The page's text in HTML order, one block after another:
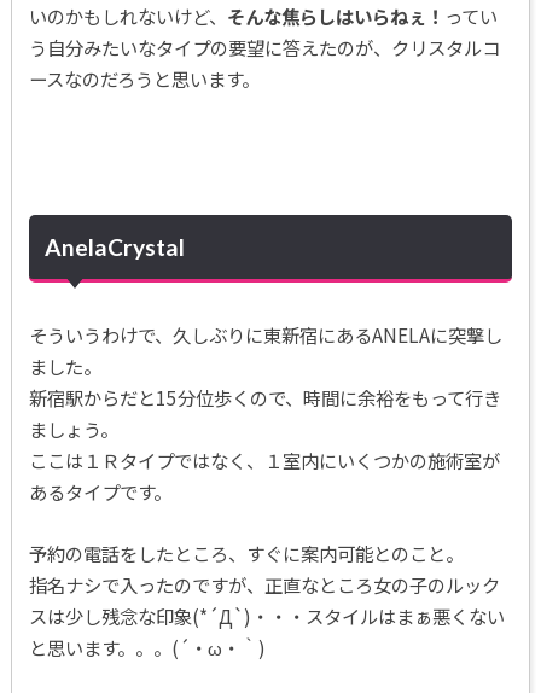
いのかもしれないけど、 そんな焦らしはいらねぇ！ ってい
う自分みたいなタイプの要望に答えたのが、クリスタルコ
ースなのだろうと思います。
AnelaCrystal
そういうわけで、久しぶりに東新宿にあるANELAに突撃し
ました。
新宿駅からだと15分位歩くので、時間に余裕をもって行き
ましょう。
ここは１Ｒタイプではなく、１室内にいくつかの施術室が
あるタイプです。
予約の電話をしたところ、すぐに案内可能とのこと。
指名ナシで入ったのですが、正直なところ女の子のルック
スは少し残念な印象(*´Д`)・・・スタイルはまぁ悪くない
と思います。。。(´・ω・｀)